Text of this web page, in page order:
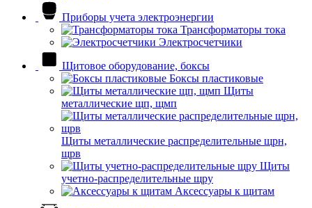
Приборы учета электроэнергии
Трансформаторы тока
Электросчетчики
Щитовое оборудование, боксы
Боксы пластиковые
Щиты
металлические щп, щмп
Щиты металлические распределительные щрн,
щрв
Щиты
учетно-распределительные щру
Аксессуары к щитам